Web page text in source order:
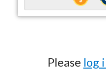
Please log